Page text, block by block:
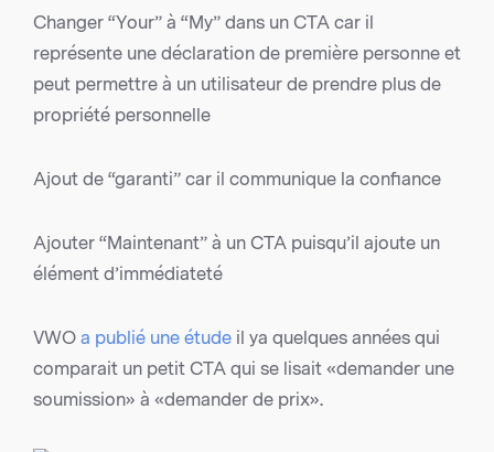
Changer “Your” à “My” dans un CTA car il
représente une déclaration de première personne et
peut permettre à un utilisateur de prendre plus de
propriété personnelle
Ajout de “garanti” car il communique la confiance
Ajouter “Maintenant” à un CTA puisqu’il ajoute un
élément d’immédiateté
VWO a publié une étude il ya quelques années qui
comparait un petit CTA qui se lisait «demander une
soumission» à «demander de prix».